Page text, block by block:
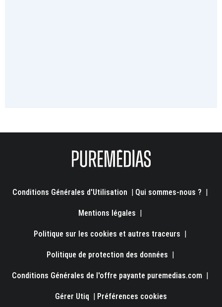
Conditions Générales d'Utilisation | Qui sommes-nous ? |
Mentions légales |
Politique sur les cookies et autres traceurs |
Politique de protection des données |
Conditions Générales de l'offre payante puremedias.com |
Gérer Utiq | Préférences cookies